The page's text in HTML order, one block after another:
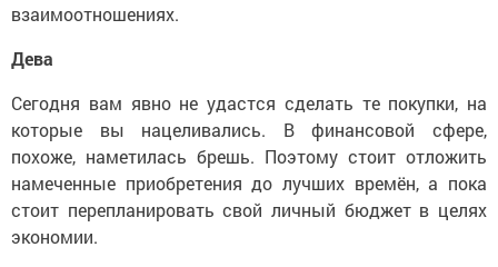
взаимоотношениях.
Дева
Сегодня вам явно не удастся сделать те покупки, на
которые вы нацеливались. В финансовой сфере,
похоже, наметилась брешь. Поэтому стоит отложить
намеченные приобретения до лучших времён, а пока
стоит пере­планировать свой личный бюджет в целях
экономии.